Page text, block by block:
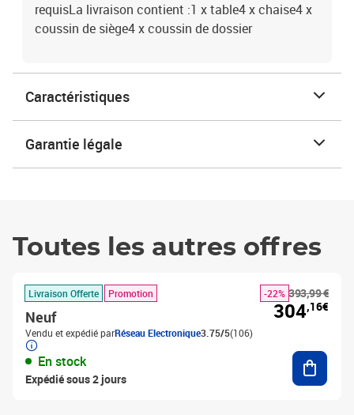
requisLa livraison contient :1 x table4 x chaise4 x
coussin de siège4 x coussin de dossier
Caractéristiques
Garantie légale
Toutes les autres offres
Livraison Offerte Promotion
Neuf
Vendu et expédié parRéseau Electronique3.75/5(106)
En stock
Expédié sous 2 jours
393,99 €
-22%
304,16€